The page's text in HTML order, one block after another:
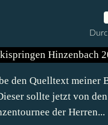
den Quelltext
sollte jetzt von
der Herren...